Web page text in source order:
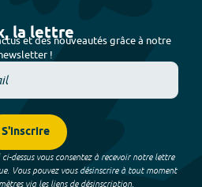
la lettre
et des nouveautés grâce à notre
!
S'inscrire
dessus vous consentez à recevoir notre lettre
Vous pouvez vous désinscrire à tout moment
via les liens de désinscription.